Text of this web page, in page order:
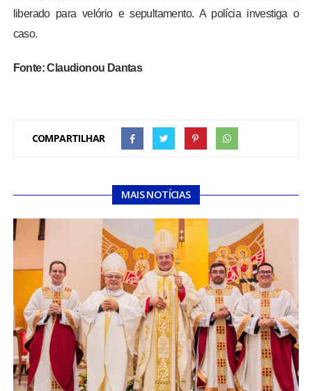
liberado para velório e sepultamento. A polícia investiga o
caso.
Fonte: Claudionou Dantas
COMPARTILHAR
MAIS NOTÍCIAS